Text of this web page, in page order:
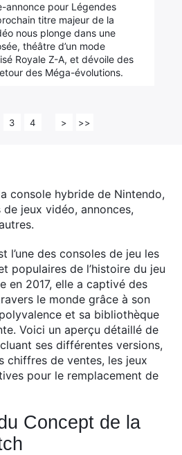
console hybride de Nintendo,
jeux vidéo, annonces,
l’une des consoles de jeu les
populaires de l’histoire du jeu
en 2017, elle a captivé des
le monde grâce à son
et sa bibliothèque
Voici un aperçu détaillé de
ses différentes versions,
chiffres de ventes, les jeux
pour le remplacement de
Concept de la
annonce pour Légendes
titre majeur de la
nous plonge dans une
théâtre d’un mode
Royale Z-A, et dévoile des
des Méga-évolutions.
3 4 > >>